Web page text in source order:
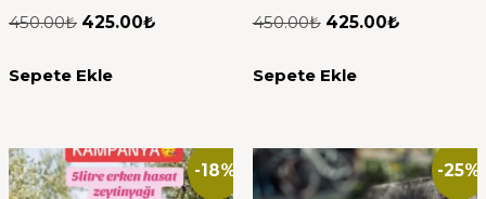
450.00₺ 425.00₺
Sepete Ekle
450.00₺ 425.00₺
Sepete Ekle
-18% -25%